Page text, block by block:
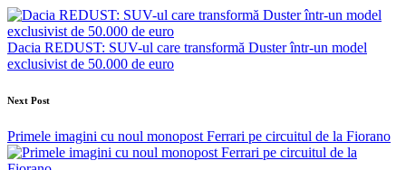
navigation
Dacia REDUST: SUV-ul care transformă Duster într-un model
exclusivist de 50.000 de euro
Next Post
Primele imagini cu noul monopost Ferrari pe circuitul de la Fiorano